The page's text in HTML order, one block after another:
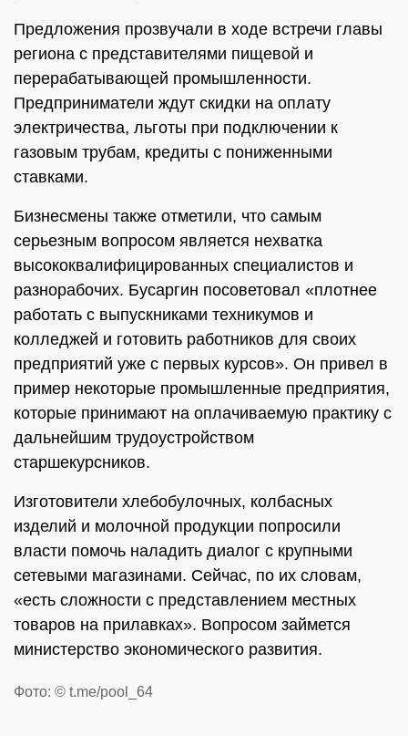
Предложения прозвучали в ходе встречи главы
региона с представителями пищевой и
перерабатывающей промышленности.
Предприниматели ждут скидки на оплату
электричества, льготы при подключении к
газовым трубам, кредиты с пониженными
ставками.
Бизнесмены также отметили, что самым
серьезным вопросом является нехватка
высококвалифицированных специалистов и
разнорабочих. Бусаргин посоветовал «плотнее
работать с выпускниками техникумов и
колледжей и готовить работников для своих
предприятий уже с первых курсов». Он привел в
пример некоторые промышленные предприятия,
которые принимают на оплачиваемую практику с
дальнейшим трудоустройством
старшекурсников.
Изготовители хлебобулочных, колбасных
изделий и молочной продукции попросили
власти помочь наладить диалог с крупными
сетевыми магазинами. Сейчас, по их словам,
«есть сложности с представлением местных
товаров на прилавках». Вопросом займется
министерство экономического развития.
Фото: © t.me/pool_64